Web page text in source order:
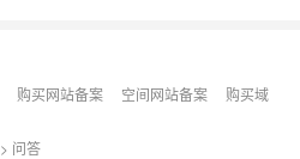
购买网站备案 空间网站备案
购买域
> 问答